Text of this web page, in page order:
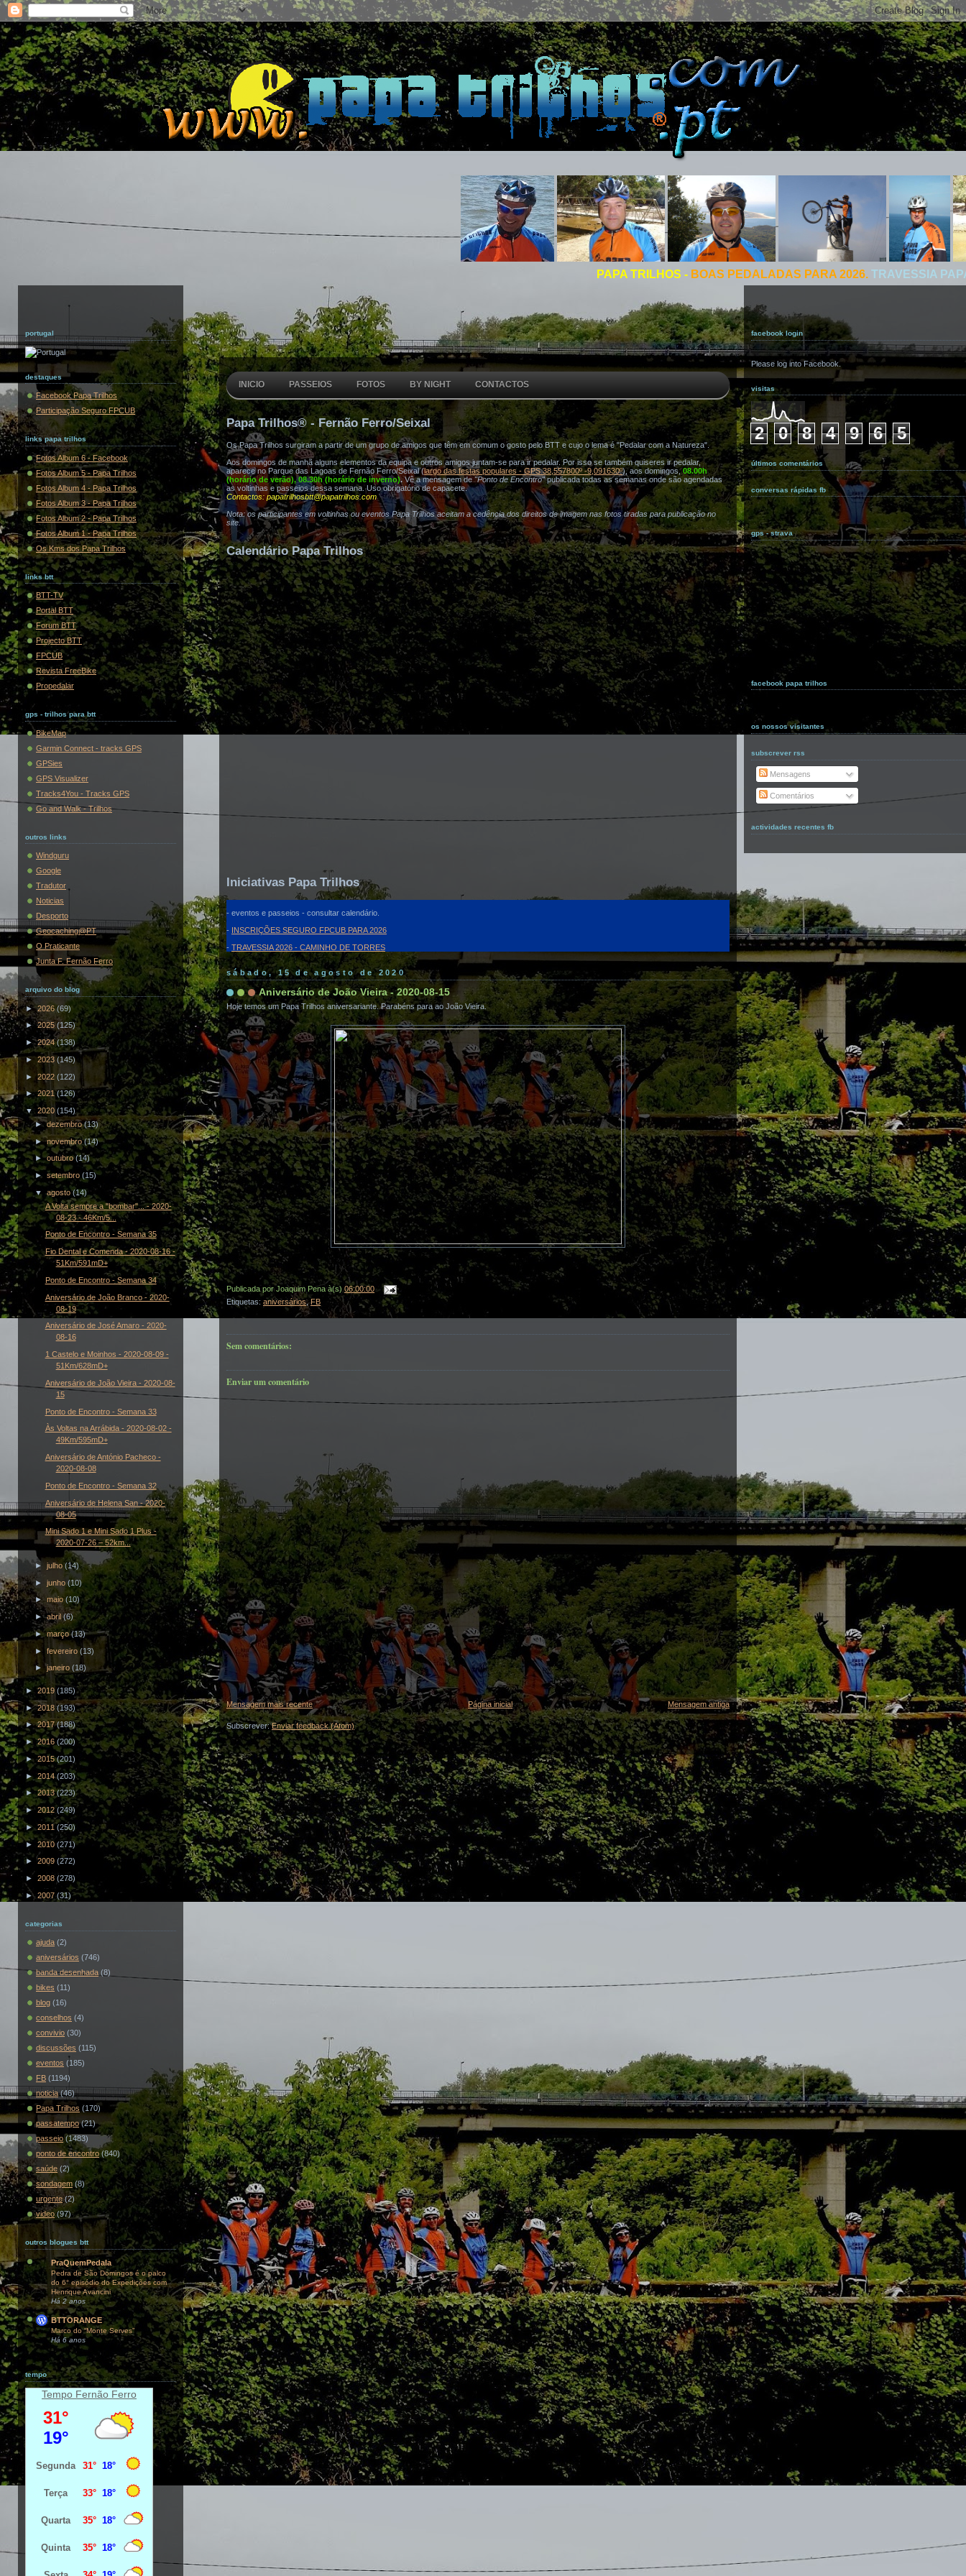
PAPA TRILHOS -BOAS PEDALADAS PARA 2026.TRAVESSIA PAPA TRILHOS
portugal
destaques
Facebook Papa Trilhos
Participação Seguro FPCUB
links papa trilhos
Fotos Album 6 - Facebook
Fotos Album 5 - Papa Trilhos
Fotos Album 4 - Papa Trilhos
Fotos Album 3 - Papa Trilhos
Fotos Album 2 - Papa Trilhos
Fotos Album 1 - Papa Trilhos
Os Kms dos Papa Trilhos
links btt
BTT-TV
Portal BTT
Forum BTT
Projecto BTT
FPCUB
Revista FreeBike
Propedalar
gps - trilhos para btt
BikeMap
Garmin Connect - tracks GPS
GPSies
GPS Visualizer
Tracks4You - Tracks GPS
Go and Walk - Trilhos
outros links
Windguru
Google
Tradutor
Noticias
Desporto
Geocaching@PT
O Praticante
Junta F. Fernão Ferro
arquivo do blog
►2026(69)
►2025(125)
►2024(138)
►2023 (145)
►2022 (122)
►2021(126)
▼ 2020 (154)
►dezembro(13)
►novembro(14)
►outubro(14)
►setembro(15)
▼agosto(14)
A Volta sempre a "bombar"... - 2020-
08-23 - 46Km/5...
Ponto de Encontro - Semana 35
Fio Dental e Comenda - 2020-08-16 -
51Km/591mD+
Ponto de Encontro - Semana 34
Aniversário de João Branco - 2020-
08-19
Aniversário de José Amaro - 2020-
08-16
1 Castelo e Moinhos - 2020-08-09 -
51Km/628mD+
Aniversário de João Vieira - 2020-08-
15
Ponto de Encontro - Semana 33
Às Voltas na Arrábida - 2020-08-02 -
49Km/595mD+
Aniversário de António Pacheco -
2020-08-08
Ponto de Encontro - Semana 32
Aniversário de Helena San - 2020-
08-05
Mini Sado 1 e Mini Sado 1 Plus -
2020-07-26 – 52km...
►julho(14)
►junho(10)
►maio(10)
►abril(6)
►março(13)
►fevereiro(13)
►janeiro(18)
►2019 (185)
►2018(193)
►2017(188)
►2016 (200)
►2015(201)
► 2014(203)
►2013(223)
► 2012 (249)
► 2011(250)
► 2010(271)
►2009 (272)
► 2008 (278)
► 2007 (31)
categorias
ajuda (2)
aniversários (746)
banda desenhada (8)
bikes (11)
blog (16)
conselhos (4)
convivio (30)
discussões (115)
eventos (185)
FB (1194)
noticia (46)
Papa Trilhos (170)
passatempo (21)
passeio (1483)
ponto de encontro (840)
saúde (2)
sondagem (8)
urgente (2)
video (97)
outros blogues btt
PraQuemPedala
Pedra de São Domingos é o palco
do 6° episódio do Expedições com
Henrique Avancini
Há 2 anos
BTTORANGE
Marco do “Monte Serves”
Há 6 anos
tempo
Tempo Fernão Ferro
INICIO PASSEIOS FOTOS BY NIGHT CONTACTOS
Papa Trilhos® - Fernão Ferro/Seixal
Os Papa Trilhos surgiram a partir de um grupo de amigos que têm em comum o gosto pelo BTT e cujo o lema é "Pedalar com a Natureza".
Aos domingos de manhã alguns elementos da equipa e outros amigos juntam-se para ir pedalar. Por isso se também quiseres ir pedalar,
aparece no Parque das Lagoas de Fernão Ferro/Seixal (largo das festas populares - GPS 38,557800º -9,091630º), aos domingos,08.00h
(horário de verão), 08.30h (horário de inverno).Vê a mensagem de "Ponto de Encontro"publicada todas as semanas onde são agendadas
as voltinhas e passeios dessa semana. Uso obrigatório de capacete.
Contactos: papatrilhosbtt@papatrilhos.com
Nota: os participantes em voltinhas ou eventos Papa Trilhos aceitam a cedência dos direitos de imagem nas fotos tiradas para publicação no
site.
Calendário Papa Trilhos
Iniciativas Papa Trilhos
- eventos e passeios - consultar calendário.
- INSCRIÇÕES SEGURO FPCUB PARA 2026
- TRAVESSIA 2026 - CAMINHO DE TORRES
sábado, 15 de agosto de 2020
Aniversário de João Vieira - 2020-08-15
Hoje temos um Papa Trilhos aniversariante. Parabéns para ao João Vieira.
Publicada porJoaquim Pena à(s) 06:00:00
Etiquetas: aniversários,FB
Sem comentários:
Enviar um comentário
Mensagem mais recente Mensagem antiga
Página inicial
Subscrever:Enviar feedback (Atom)
facebook login
Please log into Facebook.
visitas
2 0 8 4 9 6 5
últimos comentários
conversas rápidas fb
gps - strava
facebook papa trilhos
os nossos visitantes
subscrever rss
Mensagens
Comentários
actividades recentes fb